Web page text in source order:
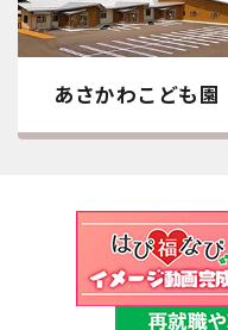
あさかわこども園